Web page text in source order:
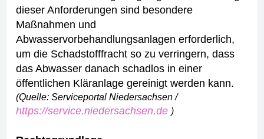
dieser Anforderungen sind besondere
Maßnahmen und
Abwasservorbehandlungsanlagen erforderlich,
um die Schadstofffracht so zu verringern, dass
das Abwasser danach schadlos in einer
öffentlichen Kläranlage gereinigt werden kann.
(Quelle: Serviceportal Niedersachsen /
https://service.niedersachsen.de )